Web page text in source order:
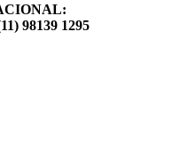
98139 1295